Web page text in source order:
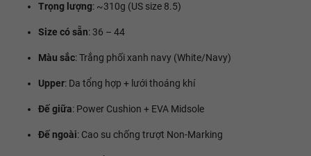
Trọng lượng: ~310g (US size 8.5)
Size có sẵn: 36 – 44
Màu sắc: Trắng phối xanh navy (White/Navy)
Upper: Da tổng hợp + lưới thoáng khí
Đế giữa: Power Cushion + EVA Midsole
Đế ngoài: Cao su chống trượt Non-Marking